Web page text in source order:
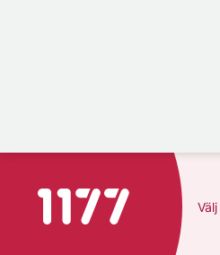
Till startsidan för 1177 Välj